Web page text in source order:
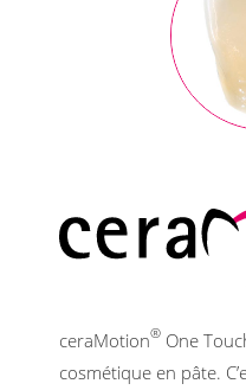
ceraMotion® One
cosmétique en pâte.